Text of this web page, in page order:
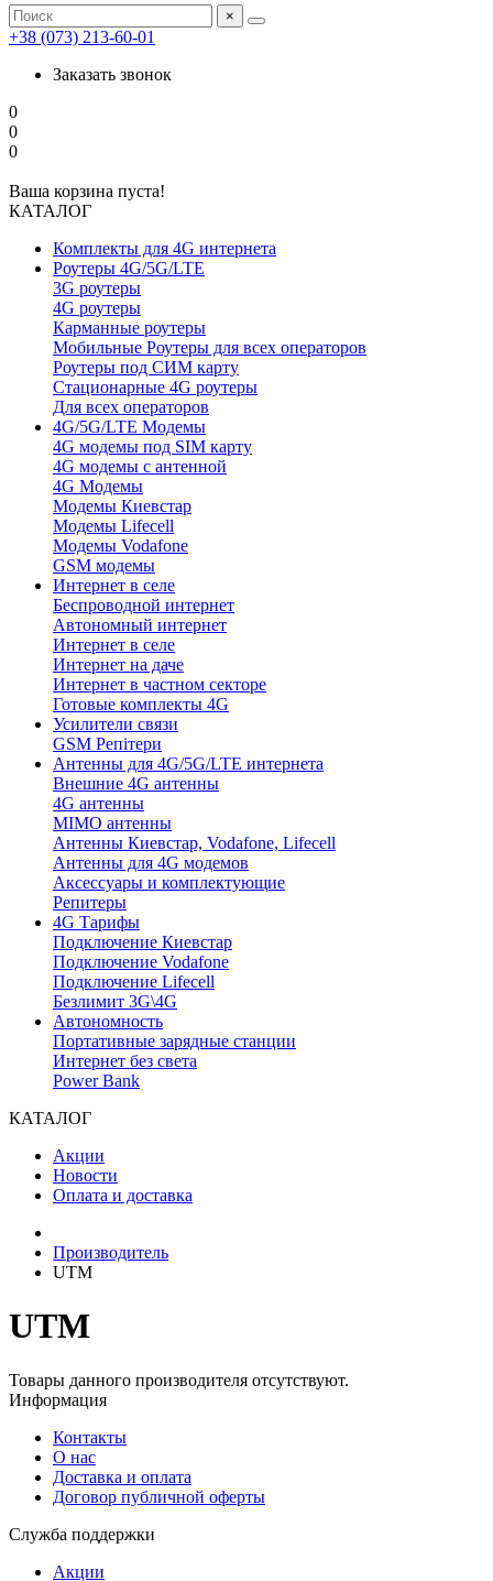
×
+38 (073) 213-60-01
Заказать звонок
0
0
0
Ваша корзина пуста!
КАТАЛОГ
Комплекты для 4G интернета
Роутеры 4G/5G/LTE
3G роутеры
4G роутеры
Карманные роутеры
Мобильные Роутеры для всех операторов
Роутеры под СИМ карту
Стационарные 4G роутеры
Для всех операторов
4G/5G/LTE Модемы
4G модемы под SIM карту
4G модемы с антенной
4G Модемы
Модемы Киевстар
Модемы Lifecell
Модемы Vodafone
GSM модемы
Интернет в селе
Беспроводной интернет
Автономный интернет
Интернет в селе
Интернет на даче
Интернет в частном секторе
Готовые комплекты 4G
Усилители связи
GSM Репітери
Антенны для 4G/5G/LTE интернета
Внешние 4G антенны
4G антенны
MIMO антенны
Антенны Киевстар, Vodafone, Lifecell
Антенны для 4G модемов
Аксессуары и комплектующие
Репитеры
4G Тарифы
Подключение Киевстар
Подключение Vodafone
Подключение Lifecell
Безлимит 3G\4G
Автономность
Портативные зарядные станции
Интернет без света
Power Bank
КАТАЛОГ
Акции
Новости
Оплата и доставка
Производитель
UTM
UTM
Товары данного производителя отсутствуют.
Информация
Контакты
О нас
Доставка и оплата
Договор публичной оферты
Служба поддержки
Акции